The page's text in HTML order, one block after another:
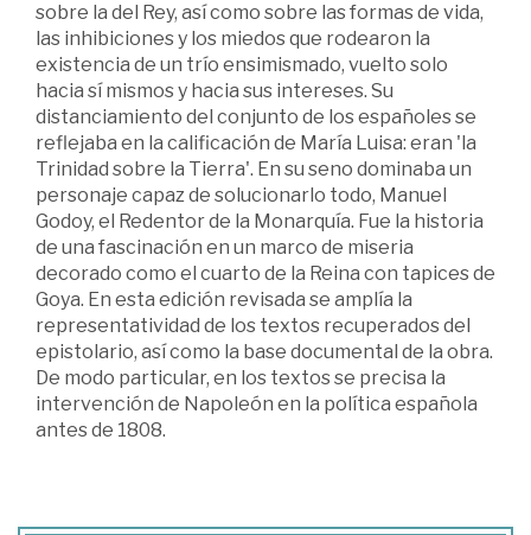
sobre la del Rey, así como sobre las formas de vida,
las inhibiciones y los miedos que rodearon la
existencia de un trío ensimismado, vuelto solo
hacia sí mismos y hacia sus intereses. Su
distanciamiento del conjunto de los españoles se
reflejaba en la calificación de María Luisa: eran 'la
Trinidad sobre la Tierra'. En su seno dominaba un
personaje capaz de solucionarlo todo, Manuel
Godoy, el Redentor de la Monarquía. Fue la historia
de una fascinación en un marco de miseria
decorado como el cuarto de la Reina con tapices de
Goya. En esta edición revisada se amplía la
representatividad de los textos recuperados del
epistolario, así como la base documental de la obra.
De modo particular, en los textos se precisa la
intervención de Napoleón en la política española
antes de 1808.